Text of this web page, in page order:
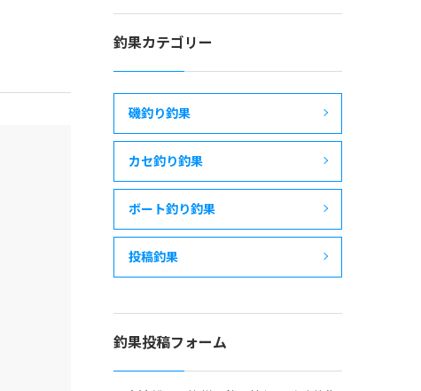
釣果カテゴリー
磯釣り釣果
カセ釣り釣果
ボート釣り釣果
投稿釣果
釣果投稿フォーム